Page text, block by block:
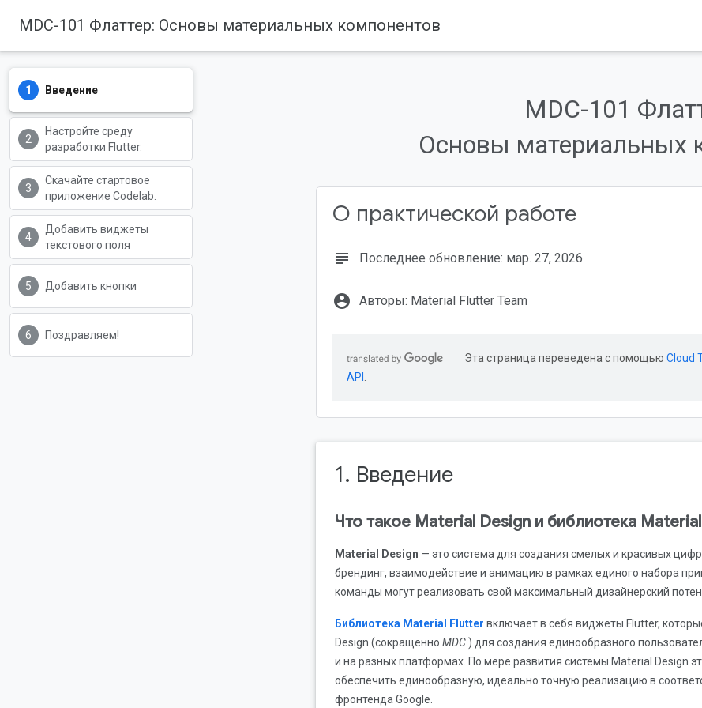
MDC-101 Флаттер: Основы материальных компонентов
Введение
Настройте среду
разработки Flutter.
Скачайте стартовое
приложение Codelab.
Добавить виджеты
текстового поля
Добавить кнопки
Поздравляем!
MDC-101
Основы материальных
О практической работе
subject Последнее обновление: мар. 27, 2026
account_circle Авторы: Material Flutter Team
Эта страница переведена с помощью Cloud
API
1. Введение
Что такое Material Design и библиотека
Material Design — это система для создания смелых и красивых
брендинг, взаимодействие и анимацию в рамках единого набора
команды могут реализовать свой максимальный дизайнерский
Библиотека Material Flutter включает в себя виджеты Flutter,
Design (сокращенно MDC ) для создания единообразного
и на разных платформах. По мере развития системы Material Design
обеспечить единообразную, идеально точную реализацию в
фронтенда Google.